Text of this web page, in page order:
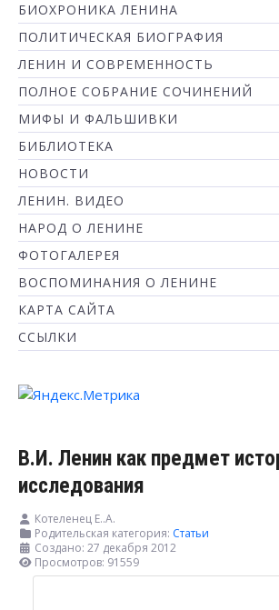
БИОХРОНИКА ЛЕНИНА
ПОЛИТИЧЕСКАЯ БИОГРАФИЯ
ЛЕНИН И СОВРЕМЕННОСТЬ
ПОЛНОЕ СОБРАНИЕ СОЧИНЕНИЙ
МИФЫ И ФАЛЬШИВКИ
БИБЛИОТЕКА
НОВОСТИ
ЛЕНИН. ВИДЕО
НАРОД О ЛЕНИНЕ
ФОТОГАЛЕРЕЯ
ВОСПОМИНАНИЯ О ЛЕНИНЕ
КАРТА САЙТА
ССЫЛКИ
В.И. Ленин как предмет
исследования
Котеленец Е..А.
Родительская категория: Статьи
Создано: 27 декабря 2012
Просмотров: 91559